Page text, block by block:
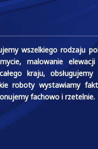
wszelkiego rodzaju
malowanie
kraju, obsługujemy
roboty wystawiamy
fachowo i rzetelnie.